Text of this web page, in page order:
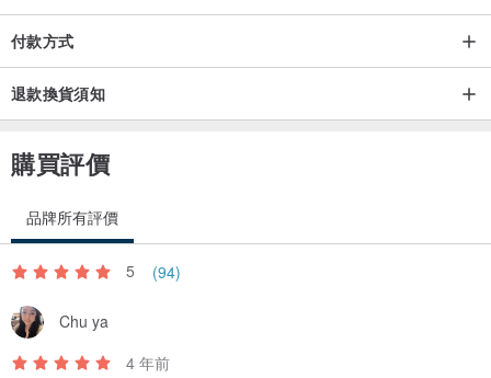
虎眼石作為幸運和好運的石頭，可以吸引源源不斷的金錢流入家中。
建立技能和知識基礎的人。
透石膏的治療特性之一是它可以放大和放大放置在其上的任何東西的
的和解和能量。它具有清潔作用並消除各種負面影響。
鐵礦水晶的含義，並使用這顆利用地球元素的能量石重新連接大自
然，強大的能量使您紮根並引導您的精神到達更高智慧的地方。
付款方式
退款換貨須知
購買評價
品牌所有評價
5 (94)
Chu ya
4 年前